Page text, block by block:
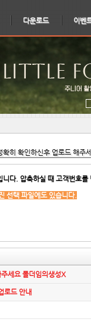
다운로드 이벤
확히 확인하신후 업로드 해주
다. 압축하실 때 고객번호
선택 파일에도 있습니다.
세요 폴더임의생성X
로드 안내